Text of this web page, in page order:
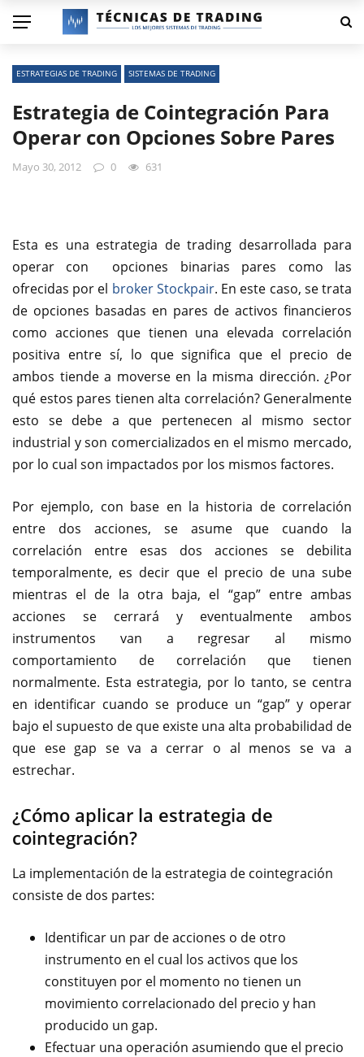
ESTRATEGIAS DE TRADING SISTEMAS DE TRADING
Estrategia de Cointegración Para
Operar con Opciones Sobre Pares
Mayo 30, 2012 0 631
Esta es una estrategia de trading desarrollada para
operar con opciones binarias pares como las
ofrecidas por el broker Stockpair. En este caso, se trata
de opciones basadas en pares de activos financieros
como acciones que tienen una elevada correlación
positiva entre sí, lo que significa que el precio de
ambos tiende a moverse en la misma dirección. ¿Por
qué estos pares tienen alta correlación? Generalmente
esto se debe a que pertenecen al mismo sector
industrial y son comercializados en el mismo mercado,
por lo cual son impactados por los mismos factores.
Por ejemplo, con base en la historia de correlación
entre dos acciones, se asume que cuando la
correlación entre esas dos acciones se debilita
temporalmente, es decir que el precio de una sube
mientras el de la otra baja, el “gap” entre ambas
acciones se cerrará y eventualmente ambos
instrumentos van a regresar al mismo
comportamiento de correlación que tienen
normalmente. Esta estrategia, por lo tanto, se centra
en identificar cuando se produce un “gap” y operar
bajo el supuesto de que existe una alta probabilidad de
que ese gap se va a cerrar o al menos se va a
estrechar.
¿Cómo aplicar la estrategia de
cointegración?
La implementación de la estrategia de cointegración
consiste de dos partes:
Identificar un par de acciones o de otro
instrumento en el cual los activos que los
constituyen por el momento no tienen un
movimiento correlacionado del precio y han
producido un gap.
Efectuar una operación asumiendo que el precio